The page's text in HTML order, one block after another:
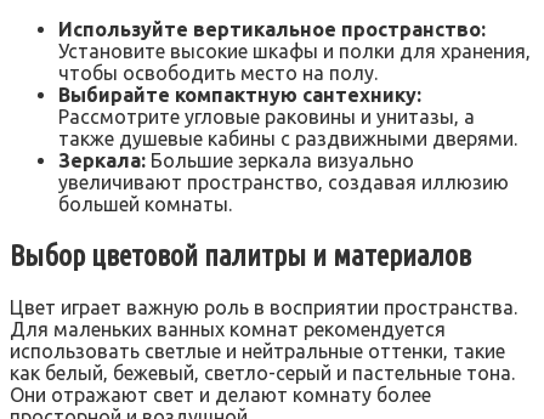
Используйте вертикальное пространство:
Установите высокие шкафы и полки для хранения‚
чтобы освободить место на полу.
Выбирайте компактную сантехнику:
Рассмотрите угловые раковины и унитазы‚ а
также душевые кабины с раздвижными дверями.
Зеркала: Большие зеркала визуально
увеличивают пространство‚ создавая иллюзию
большей комнаты.
Выбор цветовой палитры и материалов
Цвет играет важную роль в восприятии пространства.
Для маленьких ванных комнат рекомендуется
использовать светлые и нейтральные оттенки‚ такие
как белый‚ бежевый‚ светло-серый и пастельные тона.
Они отражают свет и делают комнату более